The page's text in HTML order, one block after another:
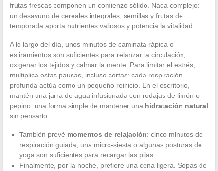
frutas frescas componen un comienzo sólido. Nada complejo:
un desayuno de cereales integrales, semillas y frutas de
temporada aporta nutrientes valiosos y potencia la vitalidad.
A lo largo del día, unos minutos de caminata rápida o
estiramientos son suficientes para relanzar la circulación,
oxigenar los tejidos y calmar la mente. Para limitar el estrés,
multiplica estas pausas, incluso cortas: cada respiración
profunda actúa como un pequeño reinicio. En el escritorio,
mantén una jarra de agua infusionada con rodajas de limón o
pepino: una forma simple de mantener una hidratación natural
sin pensarlo.
También prevé momentos de relajación: cinco minutos de
respiración guiada, una micro-siesta o algunas posturas de
yoga son suficientes para recargar las pilas.
Finalmente, por la noche, prefiere una cena ligera. Sopas de